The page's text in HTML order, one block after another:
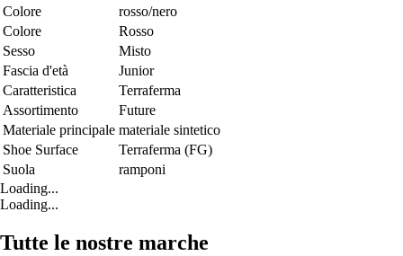
Colore
rosso/nero
Colore
Rosso
Sesso
Misto
Fascia d'età
Junior
Caratteristica
Terraferma
Assortimento
Future
Materiale principale materiale sintetico
Shoe Surface
Terraferma (FG)
Suola
ramponi
Loading...
Loading...
Tutte le nostre marche